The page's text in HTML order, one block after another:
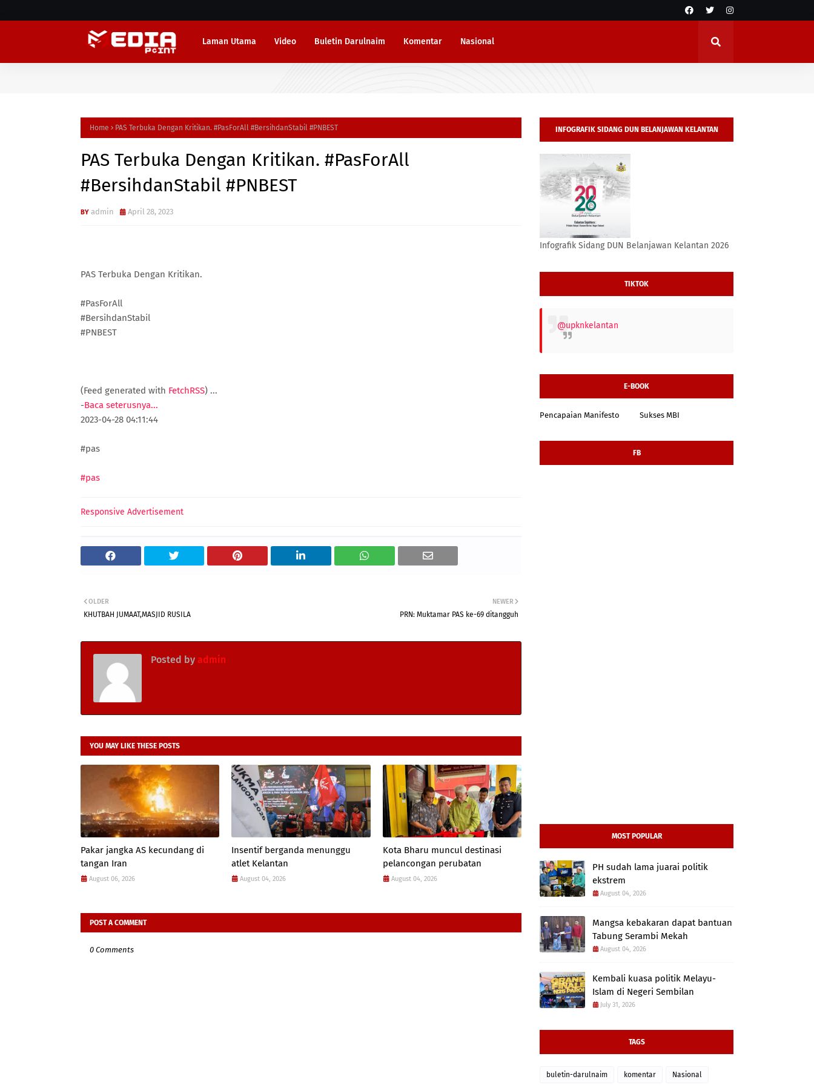
Laman Utama Video Buletin Darulnaim Komentar Nasional
Home PAS Terbuka Dengan Kritikan. #PasForAll #BersihdanStabil #PNBEST
PAS Terbuka Dengan Kritikan. #PasForAll
#BersihdanStabil #PNBEST
admin April 28, 2023
PAS Terbuka Dengan Kritikan.
#PasForAll
#BersihdanStabil
#PNBEST
(Feed generated with FetchRSS) ...
-Baca seterusnya...
2023-04-28 04:11:44
#pas
#pas
Responsive Advertisement
NEWER
PRN: Muktamar PAS ke-69 ditangguh
OLDER
KHUTBAH JUMAAT,MASJID RUSILA
Posted by admin
YOU MAY LIKE THESE POSTS
Pakar jangka AS kecundang di
tangan Iran
August 06, 2026
Insentif berganda menunggu
atlet Kelantan
August 04, 2026
Kota Bharu muncul destinasi
pelancongan perubatan
August 04, 2026
POST A COMMENT
0 Comments
INFOGRAFIK SIDANG DUN BELANJAWAN KELANTAN
2026
Infografik Sidang DUN Belanjawan Kelantan 2026
TIKTOK
@upknkelantan
E-BOOK
Pencapaian Manifesto Sukses MBI
FB
MOST POPULAR
PH sudah lama juarai politik
ekstrem
August 04, 2026
Mangsa kebakaran dapat bantuan
Tabung Serambi Mekah
August 04, 2026
Kembali kuasa politik Melayu-
Islam di Negeri Sembilan
July 31, 2026
TAGS
buletin-darulnaim komentar Nasional